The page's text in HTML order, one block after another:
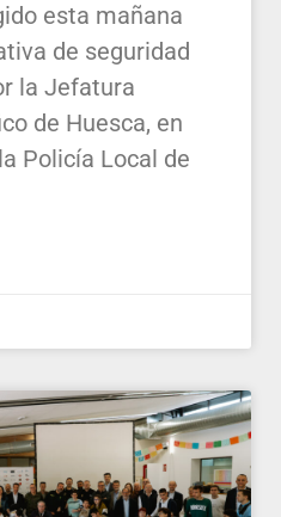
esta mañana
de seguridad
la Jefatura
de Huesca, en
Policía Local de